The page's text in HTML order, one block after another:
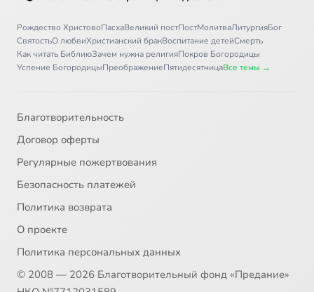
Рождество ХристовоПасхаВеликий постПостМолитваЛитургияБог
СвятостьО любвиХристианский бракВоспитание детейСмерть
Как читать БиблиюЗачем нужна религияПокров Богородицы
Успение БогородицыПреображениеПятидесятницаВсе темы →
Благотворительность
Договор оферты
Регулярные пожертвования
Безопасность платежей
Политика возврата
О проекте
Политика персональных данных
© 2008 — 2026 Благотворительный фонд «Предание»